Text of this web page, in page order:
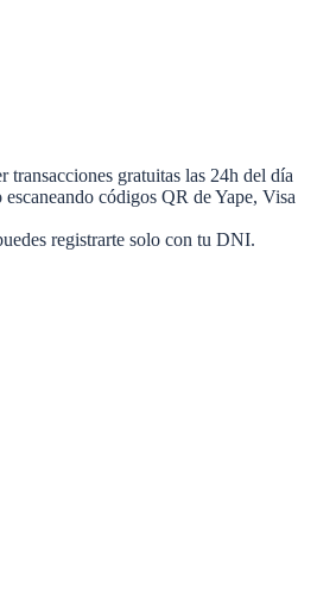
gratuitas las 24h del día
códigos QR de Yape, Visa
registrarte solo con tu DNI.